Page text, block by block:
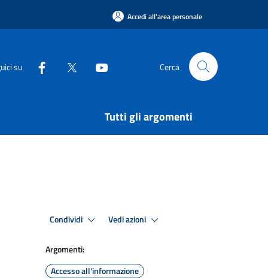
Accedi all'area personale
su Cerca
Tutti gli argomenti
Condividi Vedi azioni
Argomenti:
Accesso all'informazione